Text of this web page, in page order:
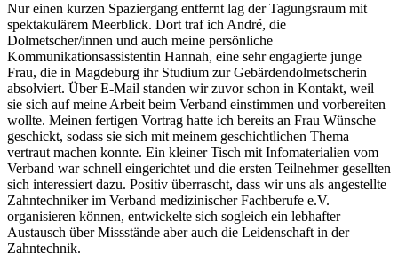
Nur einen kurzen Spaziergang entfernt lag der Tagungsraum mit
spektakulärem Meerblick. Dort traf ich André, die
Dolmetscher/innen und auch meine persönliche
Kommunikationsassistentin Hannah, eine sehr engagierte junge
Frau, die in Magdeburg ihr Studium zur Gebärdendolmetscherin
absolviert. Über E-Mail standen wir zuvor schon in Kontakt, weil
sie sich auf meine Arbeit beim Verband einstimmen und vorbereiten
wollte. Meinen fertigen Vortrag hatte ich bereits an Frau Wünsche
geschickt, sodass sie sich mit meinem geschichtlichen Thema
vertraut machen konnte. Ein kleiner Tisch mit Infomaterialien vom
Verband war schnell eingerichtet und die ersten Teilnehmer gesellten
sich interessiert dazu. Positiv überrascht, dass wir uns als angestellte
Zahntechniker im Verband medizinischer Fachberufe e.V.
organisieren können, entwickelte sich sogleich ein lebhafter
Austausch über Missstände aber auch die Leidenschaft in der
Zahntechnik.